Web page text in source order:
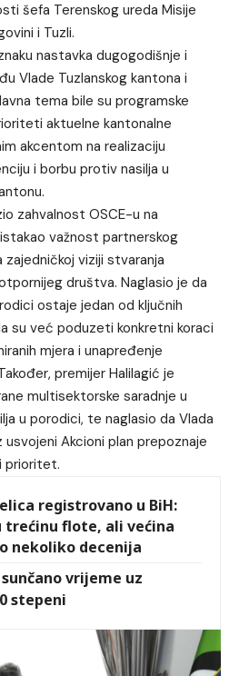
šefa Terenskog ureda Misije
i Tuzli.
nastavka dugogodišnje i
Vlade Tuzlanskog kantona i
tema bile su programske
aktuelne kantonalne
akcentom na realizaciju
i borbu protiv nasilja u
zahvalnost OSCE-u na
važnost partnerskog
viziji stvaranja
društva. Naglasio je da
ostaje jedan od ključnih
su već poduzeti konkretni koraci
mjera i unapređenje
premijer Halilagić je
multisektorske saradnje u
u porodici, te naglasio da Vlada
usvojeni Akcioni plan prepoznaje
prioritet.
registrovano u BiH:
trećinu flote, ali većina
nekoliko decenija
vrijeme uz
stepeni